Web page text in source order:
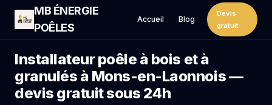
MB ÉNERGIE
POÊLES
Accueil Blog
Devis
gratuit
Installateur poêle à bois et à
granulés à Mons-en-Laonnois —
devis gratuit sous 24h